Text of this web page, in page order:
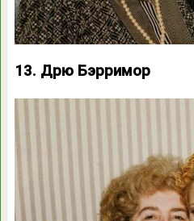
13. Дрю Бэрримор